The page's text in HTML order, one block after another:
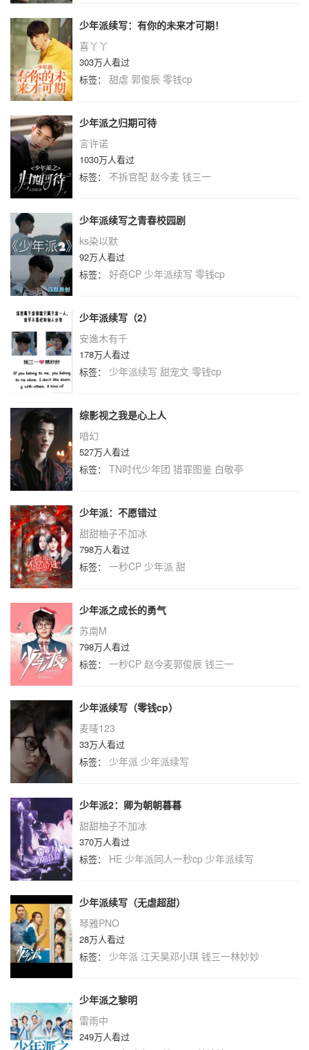
少年派续写：有你的未来才可期！
喜丫丫
303万人看过
标签： 甜虐 郭俊辰 零钱cp
少年派之归期可待
言许诺
1030万人看过
标签： 不拆官配 赵今麦 钱三一
少年派续写之青春校园剧
ks染以默
92万人看过
标签： 好奇CP 少年派续写 零钱cp
少年派续写（2）
安逸木有千
178万人看过
标签： 少年派续写 甜宠文 零钱cp
综影视之我是心上人
喑幻
527万人看过
标签： TN时代少年团 猎罪图鉴 白敬亭
少年派：不愿错过
甜甜柚子不加冰
798万人看过
标签： 一秒CP 少年派 甜
少年派之成长的勇气
苏南M
798万人看过
标签： 一秒CP 赵今麦郭俊辰 钱三一
少年派续写（零钱cp）
麦唛123
33万人看过
标签： 少年派 少年派续写
少年派2：卿为朝朝暮暮
甜甜柚子不加冰
370万人看过
标签： HE 少年派同人一秒cp 少年派续写
少年派续写（无虐超甜）
琴雅PNO
28万人看过
标签： 少年派 江天昊邓小琪 钱三一林妙妙
少年派之黎明
雷雨中
249万人看过